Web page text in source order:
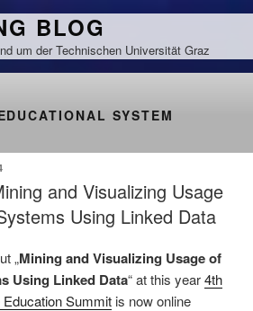
BLOG
um der Technischen Universität Graz
SYSTEM
and Visualizing Usage
Using Linked Data
„Mining and Visualizing Usage of
Using Linked Data“ at this year4th
Summit is now online